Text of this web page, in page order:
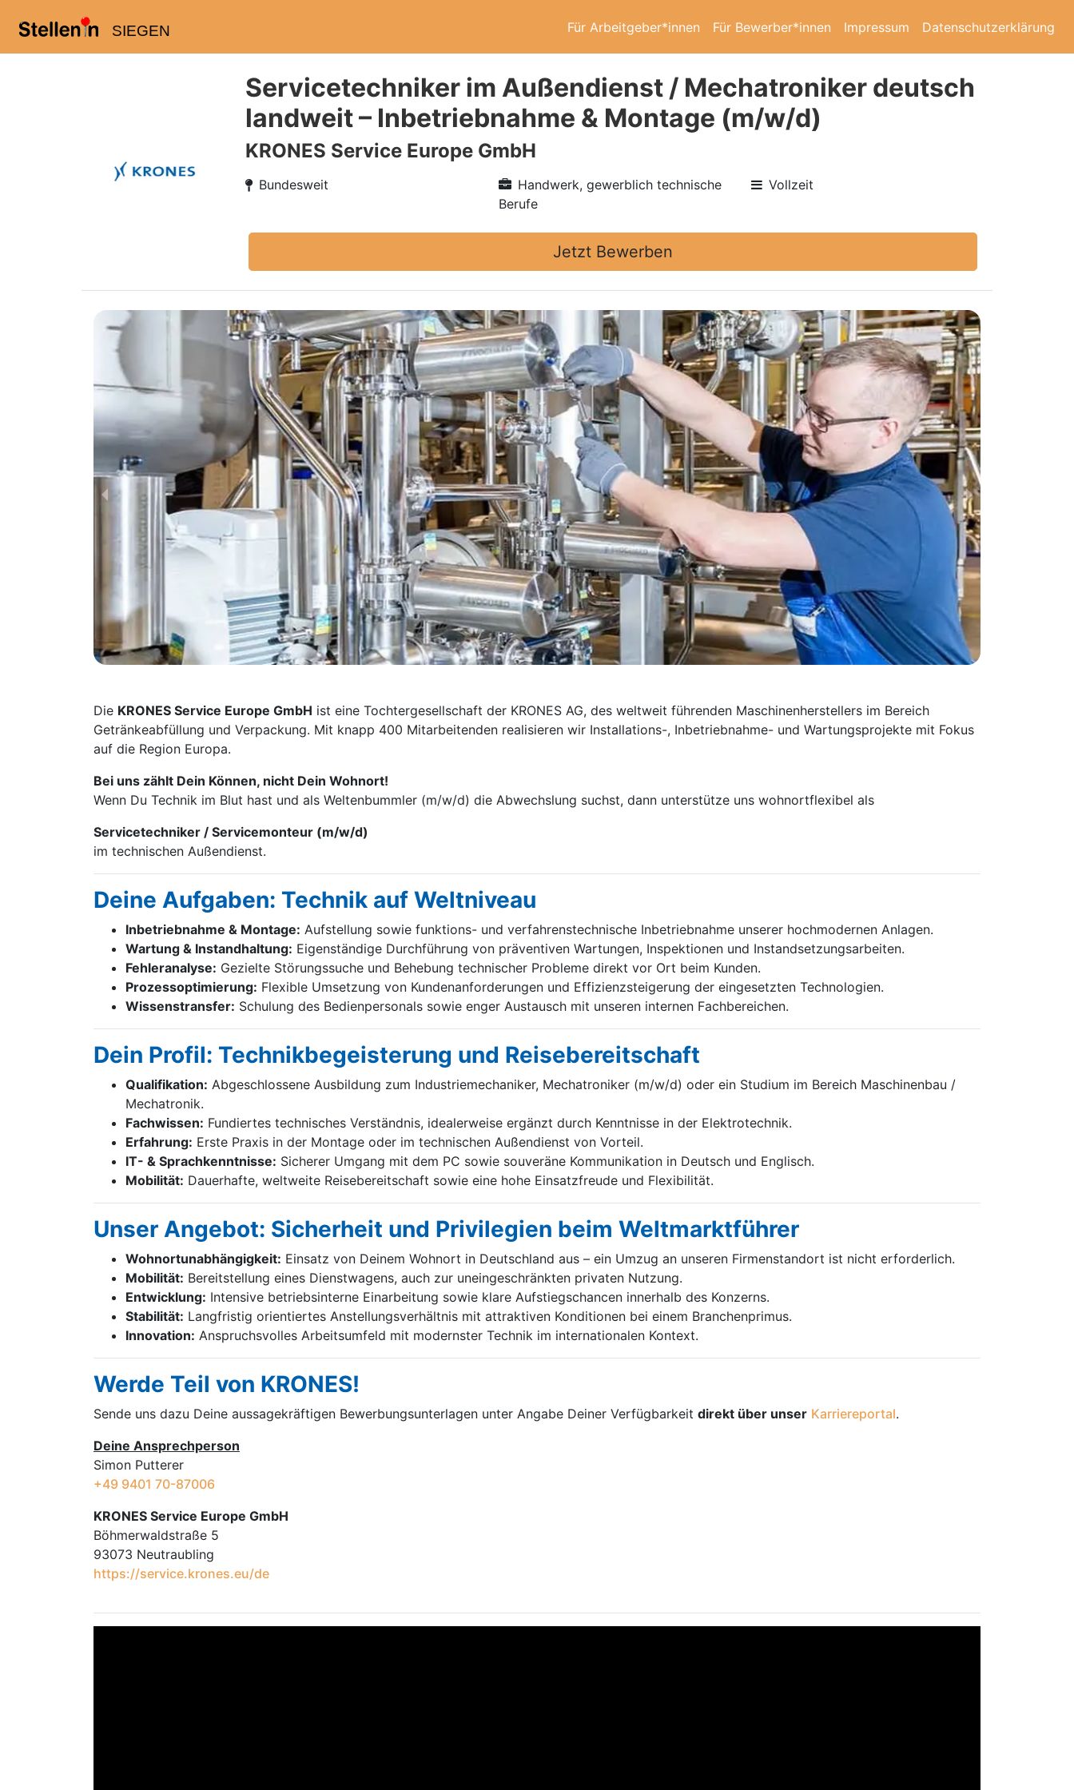
SIEGEN Für Arbeitgeber*innen Für Bewerber*innen Impressum Datenschutzerklärung
Servicetechniker im Außendienst / Mechatroniker deutsch
landweit – Inbetriebnahme & Montage (m/w/d)
KRONES Service Europe GmbH
Bundesweit
Handwerk, gewerblich technische
Berufe
Vollzeit
Jetzt Bewerben
Die KRONES Service Europe GmbH ist eine Tochter­gesellschaft der KRONES AG, des weltweit führenden Maschinen­herstellers im Bereich
Getränke­abfüllung und Verpackung. Mit knapp 400 Mitarbei­tenden realisieren wir Installations-, Inbetrieb­nahme- und Wartungs­projekte mit Fokus
auf die Region Europa.
Bei uns zählt Dein Können, nicht Dein Wohnort!
Wenn Du Technik im Blut hast und als Weltenbummler (m/w/d) die Abwechslung suchst, dann unterstütze uns wohnortflexibel als
Servicetechniker / Servicemonteur (m/w/d)
im technischen Außendienst.
Deine Aufgaben: Technik auf Weltniveau
Inbetriebnahme & Montage: Aufstellung sowie funktions- und verfahrenstechnische Inbetriebnahme unserer hochmodernen Anlagen.
Wartung & Instandhaltung: Eigenständige Durchführung von präventiven Wartungen, Inspektionen und Instandsetzungsarbeiten.
Fehleranalyse: Gezielte Störungssuche und Behebung technischer Probleme direkt vor Ort beim Kunden.
Prozessoptimierung: Flexible Umsetzung von Kundenanforderungen und Effizienzsteigerung der eingesetzten Technologien.
Wissenstransfer: Schulung des Bedienpersonals sowie enger Austausch mit unseren internen Fachbereichen.
Dein Profil: Technikbegeisterung und Reisebereitschaft
Qualifikation: Abgeschlossene Ausbildung zum Industriemechaniker, Mechatroniker (m/w/d) oder ein Studium im Bereich Maschinenbau /
Mechatronik.
Fachwissen: Fundiertes technisches Verständnis, idealerweise ergänzt durch Kenntnisse in der Elektrotechnik.
Erfahrung: Erste Praxis in der Montage oder im technischen Außendienst von Vorteil.
IT- & Sprachkenntnisse: Sicherer Umgang mit dem PC sowie souveräne Kommunikation in Deutsch und Englisch.
Mobilität: Dauerhafte, weltweite Reisebereitschaft sowie eine hohe Einsatzfreude und Flexibilität.
Unser Angebot: Sicherheit und Privilegien beim Weltmarktführer
Wohnortunabhängigkeit: Einsatz von Deinem Wohnort in Deutschland aus – ein Umzug an unseren Firmenstandort ist nicht erforderlich.
Mobilität: Bereitstellung eines Dienstwagens, auch zur uneingeschränkten privaten Nutzung.
Entwicklung: Intensive betriebsinterne Einarbeitung sowie klare Aufstiegschancen innerhalb des Konzerns.
Stabilität: Langfristig orientiertes Anstellungsverhältnis mit attraktiven Konditionen bei einem Branchenprimus.
Innovation: Anspruchsvolles Arbeitsumfeld mit modernster Technik im internationalen Kontext.
Werde Teil von KRONES!
Sende uns dazu Deine aussage­kräftigen Bewerbungsunterlagen unter Angabe Deiner Verfügbarkeit direkt über unser Karriereportal.
Deine Ansprechperson
Simon Putterer
+49 9401 70-87006
KRONES Service Europe GmbH
Böhmerwaldstraße 5
93073 Neutraubling
https://service.krones.eu/de